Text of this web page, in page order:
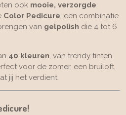
ook mooie, verzorgde
Color Pedicure: een combinatie
van gelpolish die 4 tot 6
40 kleuren, van trendy tinten
voor de zomer, een bruiloft,
jij het verdient.